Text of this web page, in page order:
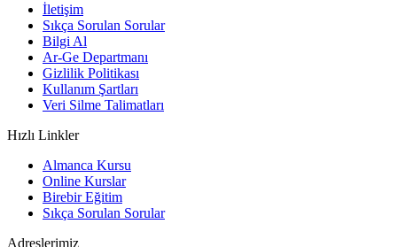
İletişim
Sıkça Sorulan Sorular
Bilgi Al
Ar-Ge Departmanı
Gizlilik Politikası
Kullanım Şartları
Veri Silme Talimatları
Hızlı Linkler
Almanca Kursu
Online Kurslar
Birebir Eğitim
Sıkça Sorulan Sorular
Adreslerimiz